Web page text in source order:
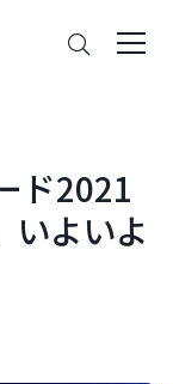
ド2021
いよいよ